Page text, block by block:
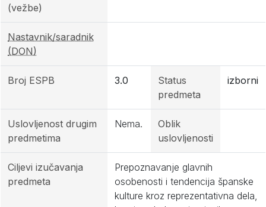
(vežbe)
Nastavnik/saradnik
(DON)
Broj ESPB 3.0
Status
predmeta
izborni
Uslovljenost drugim
predmetima
Nema.
Oblik
uslovljenosti
Ciljevi izučavanja
predmeta
Prepoznavanje glavnih
osobenosti i tendencija španske
kulture kroz reprezentativna dela,